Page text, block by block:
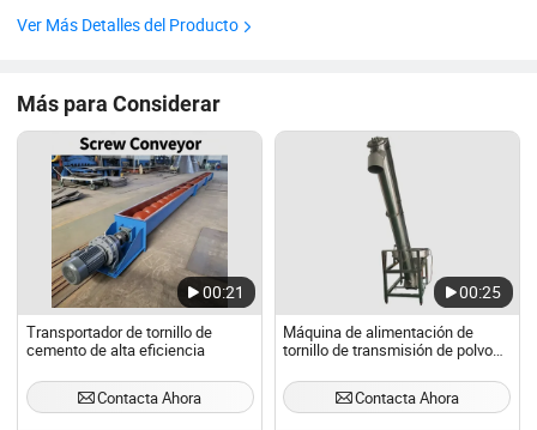
grosor con ningún soporte rodamiento en la cola. Las hojas
Ver Más Detalles del Producto
Más para Considerar
00:21
Transportador de tornillo de
cemento de alta eficiencia
Contacta Ahora
00:25
Máquina de alimentación de
tornillo de transmisión de polvo
de tornillo sin fin
Contacta Ahora